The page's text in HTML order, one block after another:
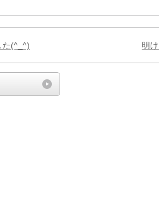
た(^_^) 明